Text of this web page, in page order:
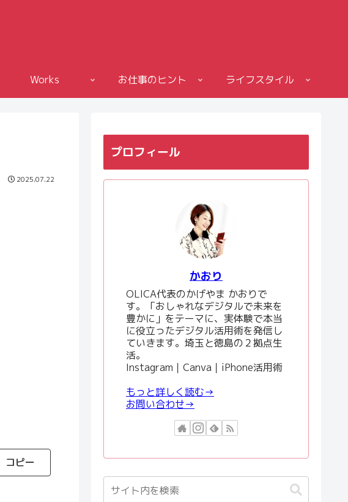
Works お仕事のヒント ライフスタイル
2025.07.22
コピー
プロフィール
かおり
OLICA代表のかげやま かおりで
す。「おしゃれなデジタルで未来を
豊かに」をテーマに、実体験で本当
に役立ったデジタル活用術を発信し
ていきます。埼玉と徳島の２拠点生
活。
Instagram｜Canva｜iPhone活用術
もっと詳しく読む→
お問い合わせ→